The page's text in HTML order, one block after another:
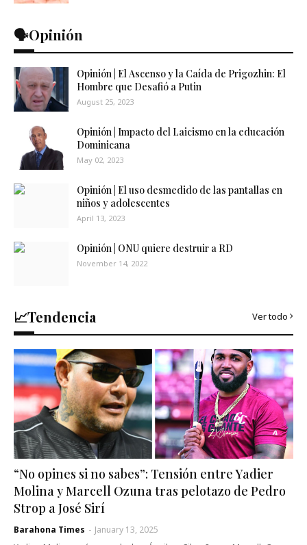
🗣️Opinión
Opinión | El Ascenso y la Caída de Prigozhin: El
Hombre que Desafió a Putin
August 25, 2023
Opinión | Impacto del Laicismo en la educación
Dominicana
May 02, 2023
Opinión | El uso desmedido de las pantallas en
niños y adolescentes
April 13, 2023
Opinión | ONU quiere destruir a RD
November 14, 2022
📈Tendencia Ver todo
“No opines si no sabes”: Tensión entre Yadier
Molina y Marcell Ozuna tras pelotazo de Pedro
Strop a José Sirí
Barahona Times - January 13, 2025